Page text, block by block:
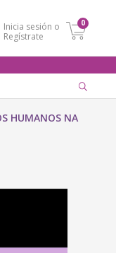
Inicia sesión o
Regístrate
0
HUMANOS NA